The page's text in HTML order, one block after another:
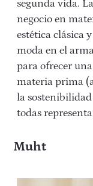
segunda vida.
negocio en
estética clásica
moda en el
para ofrecer
materia prima
la
todas
Muht